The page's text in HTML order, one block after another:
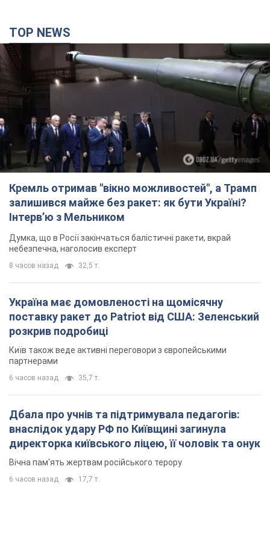
TOP NEWS
Кремль отримав "вікно можливостей", а Трамп
залишився майже без ракет: як бути Україні?
Інтерв’ю з Мельником
Думка, що в Росії закінчаться балістичні ракети, вкрай
небезпечна, наголосив експерт
8 часов назад 32,5 т.
Україна має домовленості на щомісячну
поставку ракет до Patriot від США: Зеленський
розкрив подробиці
Київ також веде активні переговори з європейськими
партнерами
6 часов назад 35,7 т.
Дбала про учнів та підтримувала педагогів:
внаслідок удару РФ по Київщині загинула
директорка київського ліцею, її чоловік та онук
Вічна пам'ять жертвам російського терору
6 часов назад 17,7 т.